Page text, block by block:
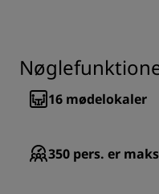
16 mødelokaler
350 pers. er